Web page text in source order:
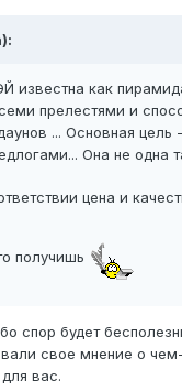
известна как
прелестями и
... Основная цель
Она не одна
цена и
получишь
спор будет
свое мнение о
вас.